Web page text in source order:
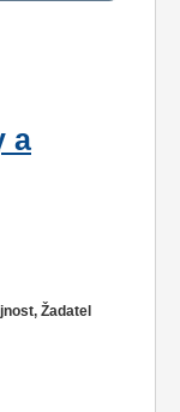
a
Žadatel